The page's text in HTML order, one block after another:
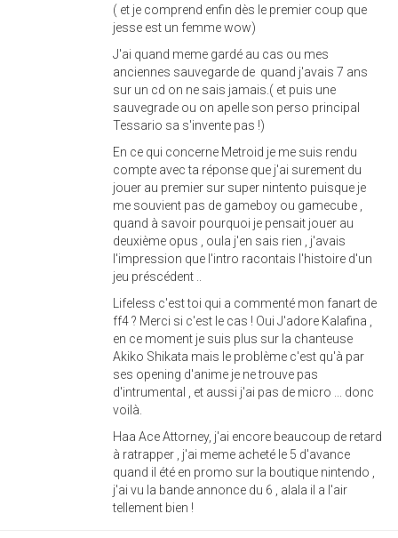
( et je comprend enfin dès le premier coup que
jesse est un femme wow)
J'ai quand meme gardé au cas ou mes
anciennes sauvegarde de quand j'avais 7 ans
sur un cd on ne sais jamais.( et puis une
sauvegrade ou on apelle son perso principal
Tessario sa s'invente pas !)
En ce qui concerne Metroid je me suis rendu
compte avec ta réponse que j'ai surement du
jouer au premier sur super nintento puisque je
me souvient pas de gameboy ou gamecube ,
quand à savoir pourquoi je pensait jouer au
deuxième opus , oula j'en sais rien , j'avais
l'impression que l'intro racontais l'histoire d'un
jeu préscédent ..
Lifeless c'est toi qui a commenté mon fanart de
ff4 ? Merci si c'est le cas ! Oui J'adore Kalafina ,
en ce moment je suis plus sur la chanteuse
Akiko Shikata mais le problème c'est qu'à par
ses opening d'anime je ne trouve pas
d'intrumental , et aussi j'ai pas de micro ... donc
voilà.
Haa Ace Attorney, j'ai encore beaucoup de retard
à ratrapper , j'ai meme acheté le 5 d'avance
quand il été en promo sur la boutique nintendo ,
j'ai vu la bande annonce du 6 , alala il a l'air
tellement bien !